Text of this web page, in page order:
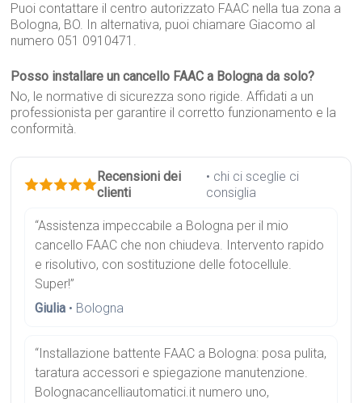
Puoi contattare il centro autorizzato FAAC nella tua zona a
Bologna, BO. In alternativa, puoi chiamare Giacomo al
numero 051 0910471.
Posso installare un cancello FAAC a Bologna da solo?
No, le normative di sicurezza sono rigide. Affidati a un
professionista per garantire il corretto funzionamento e la
conformità.
Recensioni dei
clienti
• chi ci sceglie ci
consiglia
“Assistenza impeccabile a Bologna per il mio
cancello FAAC che non chiudeva. Intervento rapido
e risolutivo, con sostituzione delle fotocellule.
Super!”
Giulia • Bologna
“Installazione battente FAAC a Bologna: posa pulita,
taratura accessori e spiegazione manutenzione.
Bolognacancelliautomatici.it numero uno,